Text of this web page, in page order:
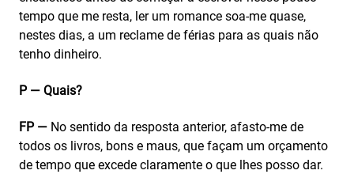
tempo que me resta, ler um romance soa-me quase,
nestes dias, a um reclame de férias para as quais não
tenho dinheiro.
P — Quais?
FP — No sentido da resposta anterior, afasto-me de
todos os livros, bons e maus, que façam um orçamento
de tempo que excede claramente o que lhes posso dar.